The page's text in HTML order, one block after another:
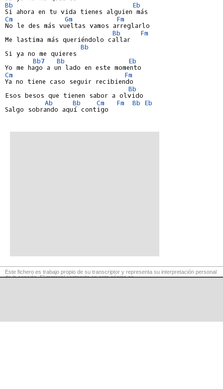
Bb
Eb
Cm
Gm
Fm
No le des más vueltas vamos arreglarlo
Bb
Fm
Me lastima más queriéndolo callar
Bb
Si ya no me quieres
Bb7
Bb
Eb
Cm
Fm
Ya no tiene caso seguir recibiendo
Bb
Esos besos que tienen sabor a olvido
Ab
Bb Cm Fm Bb Eb
Salgo sobrando aquí contigo
Este fichero es trabajo propio de su transcriptor y representa su interpretación personal
de la canción. El material contenido en esta página es